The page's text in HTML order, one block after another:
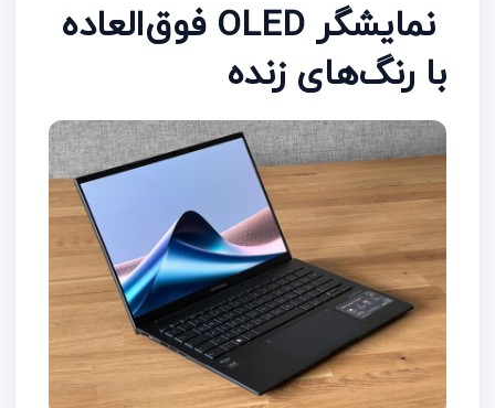
️ نمایشگر OLED فوق‌العاده
با رنگ‌های زنده